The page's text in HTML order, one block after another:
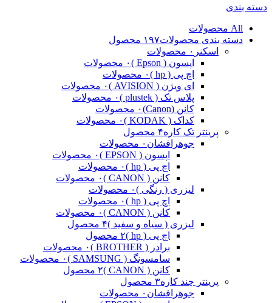
دسته بندی
All محصولات
دسته بندی محصولات۱۹۷ محصول
اسکنر ۰ محصولات
اپسون ( Epson )
۰ محصولات
اچ پی ( hp )
۰ محصولات
ای ویژن ( AVISION )
۰ محصولات
پلاس تک ( plustek )
۰ محصولات
کانن (Canon)
۰ محصولات
کداک ( KODAK )
۰ محصولات
پرینتر تک کاره۴ محصول
جوهرافشان ۰ محصولات
اپسون ( EPSON )
۰ محصولات
اچ پی ( hp )
۰ محصولات
کانن ( CANON )
۰ محصولات
لیزری ( رنگی )۰ محصولات
اچ پی ( hp )
۰ محصولات
کانن ( CANON )
۰ محصولات
لیزری ( سیاه و سفید )۴ محصول
اچ پی ( hp )
۲ محصول
برادر ( BROTHER )
۰ محصولات
سامسونگ ( SAMSUNG )
۰ محصولات
کانن ( CANON )
۲ محصول
پرینتر چند کاره۳ محصول
جوهرافشان ۰ محصولات